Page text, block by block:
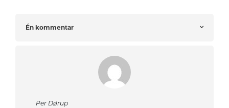
Én kommentar
Per Dørup